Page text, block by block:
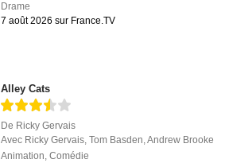
Drame
7 août 2026 sur France.TV
Alley Cats
De Ricky Gervais
Avec Ricky Gervais,Tom Basden,Andrew Brooke
Animation,Comédie